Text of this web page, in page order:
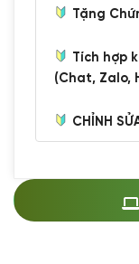
Tặng
Tích hợp
(Chat, Zalo,
CHỈNH
Thay